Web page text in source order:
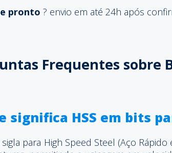
pronto ? envio em até 24h após
Frequentes sobre
significa HSS em bits
sigla para High Speed Steel (Aço